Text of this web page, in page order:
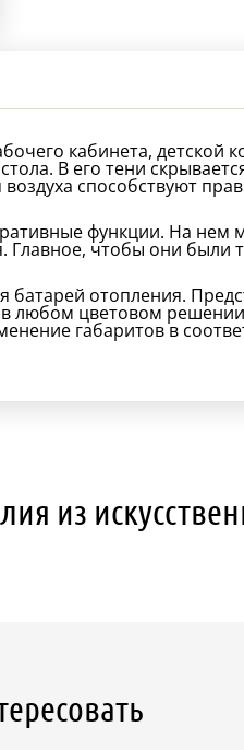
кабинета, детской
В его тени
способствуют
функции. На нем
Главное, чтобы они были
отопления.
в любом цветовом
габаритов в
из